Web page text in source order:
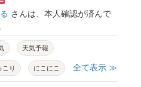
さんは、本人確認が済んで
天気予報
こり にこにこ 全て表示 ≫